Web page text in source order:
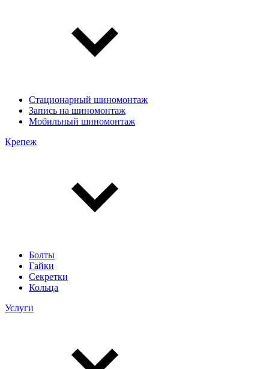
Стационарный шиномонтаж
Запись на шиномонтаж
Мобильный шиномонтаж
Крепеж
Болты
Гайки
Секретки
Кольца
Услуги